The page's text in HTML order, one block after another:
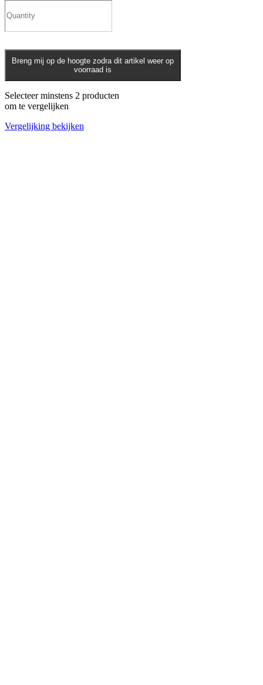
Breng mij op de hoogte zodra dit artikel weer op
voorraad is
Selecteer minstens 2 producten
om te vergelijken
Vergelijking bekijken